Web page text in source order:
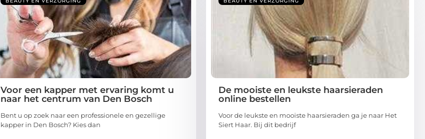
Voor een kapper met ervaring komt u
naar het centrum van Den Bosch
Bent u op zoek naar een professionele en gezellige
kapper in Den Bosch? Kies dan
De mooiste en leukste haarsieraden
online bestellen
Voor de leukste en mooiste haarsieraden ga je naar Het
Siert Haar. Bij dit bedrijf